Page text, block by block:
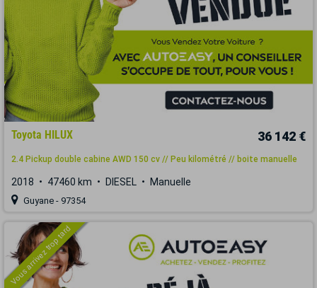
Toyota HILUX 36 142 €
2.4 Pickup double cabine AWD 150 cv // Peu kilométré // boite manuelle
2018 47460 km DIESEL Manuelle
Guyane - 97354
Vous arrivez trop tard